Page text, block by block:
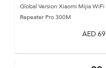
Global Version Xiaomi Mijia WiFi
Repeater Pro 300M
69
AED